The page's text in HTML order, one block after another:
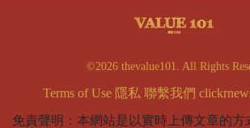
©2026 thevalue101. All Rights
Terms of Use 隱私 聯繫我們
免責聲明：本網站是以實時上傳文章的方